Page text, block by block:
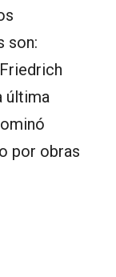
son:
última
por obras